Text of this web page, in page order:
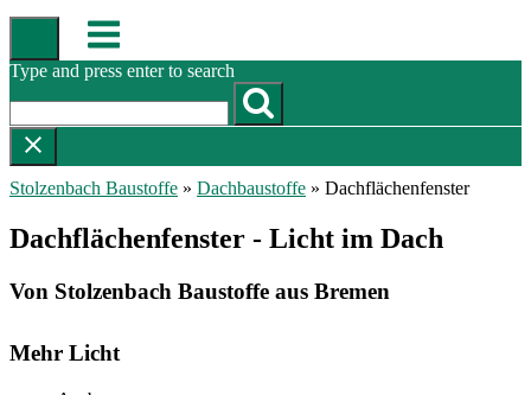
Skip
content
Menu
Type and press enter to search
Stolzenbach Baustoffe » Dachbaustoffe » Dachflächenfenster
Dachflächenfenster - Licht im Dach
Von Stolzenbach Baustoffe aus Bremen
Mehr Licht